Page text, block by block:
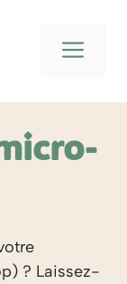
? Laissez-